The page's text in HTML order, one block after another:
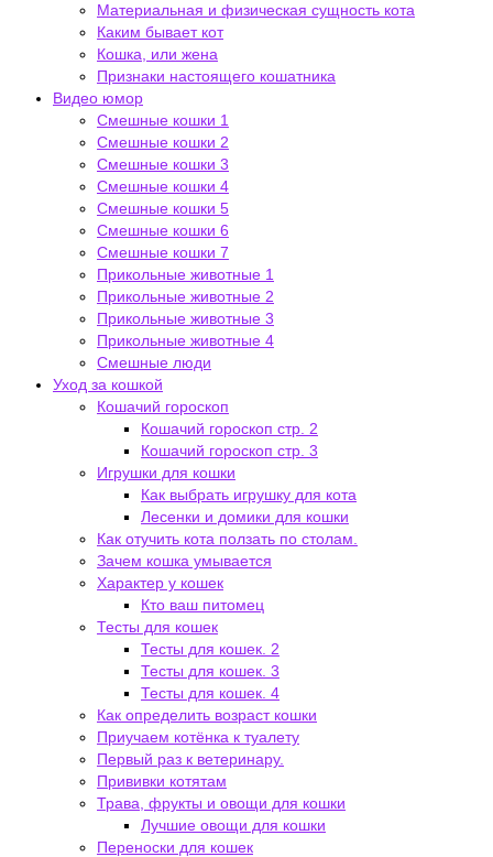
Материальная и физическая сущность кота
Каким бывает кот
Кошка, или жена
Признаки настоящего кошатника
Видео юмор
Смешные кошки 1
Смешные кошки 2
Смешные кошки 3
Смешные кошки 4
Смешные кошки 5
Смешные кошки 6
Смешные кошки 7
Прикольные животные 1
Прикольные животные 2
Прикольные животные 3
Прикольные животные 4
Смешные люди
Уход за кошкой
Кошачий гороскоп
Кошачий гороскоп стр. 2
Кошачий гороскоп стр. 3
Игрушки для кошки
Как выбрать игрушку для кота
Лесенки и домики для кошки
Как отучить кота ползать по столам.
Зачем кошка умывается
Характер у кошек
Кто ваш питомец
Тесты для кошек
Тесты для кошек. 2
Тесты для кошек. 3
Тесты для кошек. 4
Как определить возраст кошки
Приучаем котёнка к туалету
Первый раз к ветеринару.
Прививки котятам
Трава, фрукты и овощи для кошки
Лучшие овощи для кошки
Переноски для кошек